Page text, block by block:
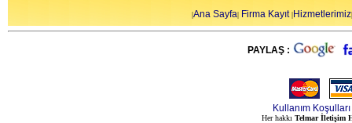
|Ana Sayfa| Firma Kayıt|Hizmetlerimiz|
PAYLAŞ :
Kullanım Koşulları
Her hakkı Telmar İletişim